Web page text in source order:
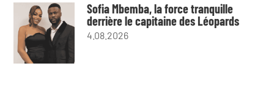
Sofia Mbemba, la force tranquille
derrière le capitaine des Léopards
4.08.2026